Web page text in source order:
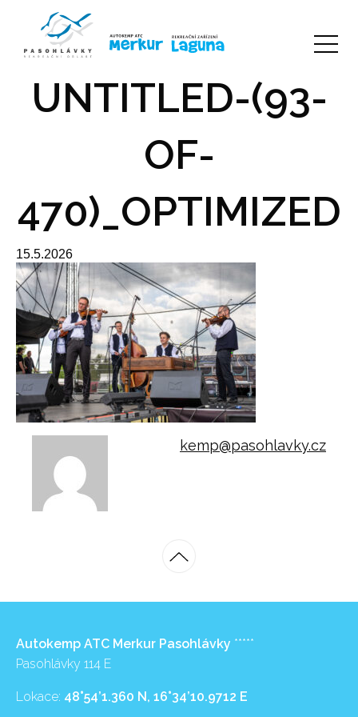
UNTITLED-(93-
OF-
470)_OPTIMIZED
15.5.2026
kemp@pasohlavky.cz
Autokemp ATC Merkur Pasohlávky *****
Pasohlávky 114 E
Lokace: 48°54’1.360 N, 16°34’10.9712 E